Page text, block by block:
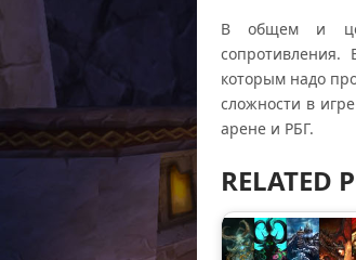
В общем и
которым надо
сложности в
арене и РБГ.
RELATED